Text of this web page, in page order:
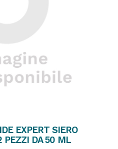
EXPERT SIERO
PEZZI DA 50 ML